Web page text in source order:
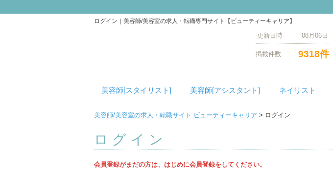
ログイン｜美容師/美容室の求人・転職専門サイト【ビューティーキャリア】
更新日時 08月06日
9318件
掲載件数
美容師[スタイリスト] 美容師[アシスタント] ネイリスト
美容師/美容室の求人・転職サイト ビューティーキャリア > ログイン
ログイン
会員登録がまだの方は、はじめに会員登録をしてください。